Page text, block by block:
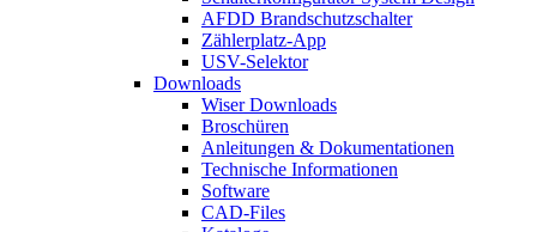
AFDD Brandschutzschalter
Zählerplatz-App
USV-Selektor
Downloads
Wiser Downloads
Broschüren
Anleitungen & Dokumentationen
Technische Informationen
Software
CAD-Files